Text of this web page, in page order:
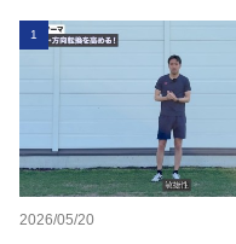
1
2026/05/20